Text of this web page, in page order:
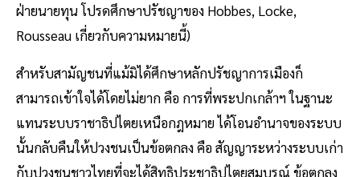
ฝ่ายนายทุน โปรดศึกษาปรัชญาของ Hobbes, Locke,
Rousseau เกี่ยวกับความหมายนี้)
สําหรับสามัญชนที่แม้มิได้ศึกษาหลักปรัชญาการเมืองก็
สามารถเข้าใจได้โดยไม่ยาก คือ การที่พระปกเกล้าฯ ในฐานะ
แทนระบบราชาธิปไตยเหนือกฎหมาย ได้โอนอํานาจของระบบ
นั้นกลับคืนให้ปวงชนเป็นข้อตกลง คือ สัญญาระหว่างระบบเก่า
กับปวงชนชาวไทยที่จะได้สิทธิประชาธิปไตยสมบูรณ์ ข้อตกลง